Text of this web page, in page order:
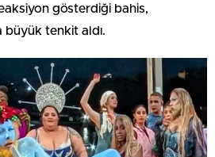
gösterdiği bahis,
tenkit aldı.